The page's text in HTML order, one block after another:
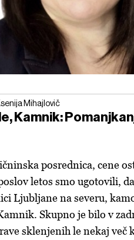
Mihajlovič
Kamnik:
posrednica, cene
letos smo ugotovili,
Ljubljane na severu,
Skupno je bilo v
sklenjenih le nekaj več